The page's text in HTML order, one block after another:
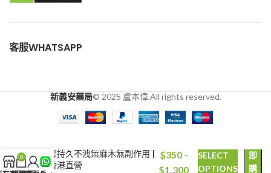
客服WHATSAPP
新義安藥局© 2025 盧本偉.All rights reserved.
膏持久不洩無麻木無副作用 |
香港直營
$350 –
$1,300價
SELECT
OPTIONS
即
購
0